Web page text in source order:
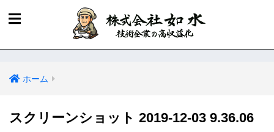
ホーム
スクリーンショット 2019-12-03 9.36.06